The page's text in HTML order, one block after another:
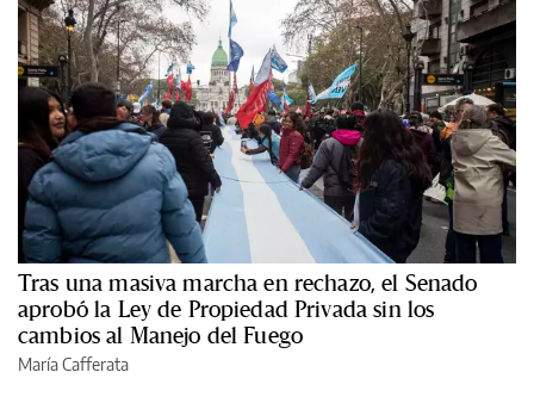
Tras una masiva marcha en rechazo, el Senado
aprobó la Ley de Propiedad Privada sin los
cambios al Manejo del Fuego
María Cafferata